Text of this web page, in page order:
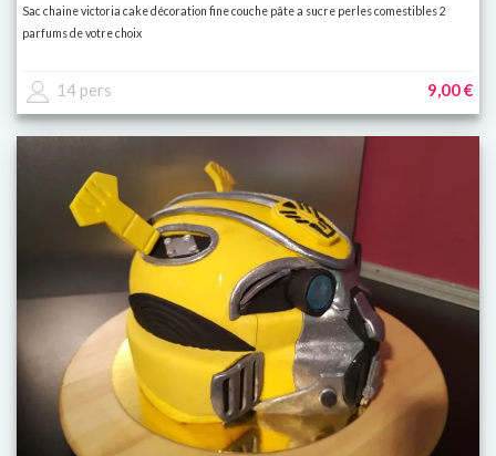
Sac chaine victoria cake décoration fine couche pâte a sucre perles comestibles 2
parfums de votre choix
14 pers 9,00 €